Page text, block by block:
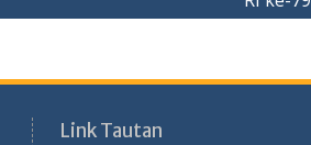
Link Tautan